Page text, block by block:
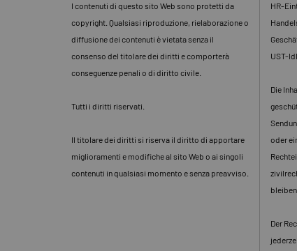
I contenuti di questo sito Web sono protetti da
copyright. Qualsiasi riproduzione, rielaborazione o
diffusione dei contenuti è vietata senza il
consenso del titolare dei diritti e comporterà
conseguenze penali o di diritto civile.
Tutti i diritti riservati.
Il titolare dei diritti si riserva il diritto di apportare
miglioramenti e modifiche al sito Web o ai singoli
contenuti in qualsiasi momento e senza preavviso.
HR-
UST-
Die
oder
Der